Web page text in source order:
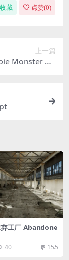
收藏 点赞(0)
上一篇
Monster VD
弃工厂 Abandone
40 15.5